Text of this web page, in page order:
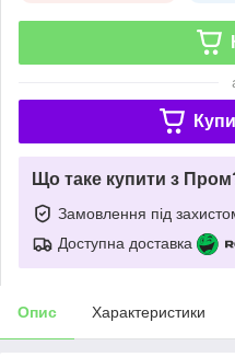
Що таке купити з
Замовлення під
Доступна доставка
Опис Характеристики